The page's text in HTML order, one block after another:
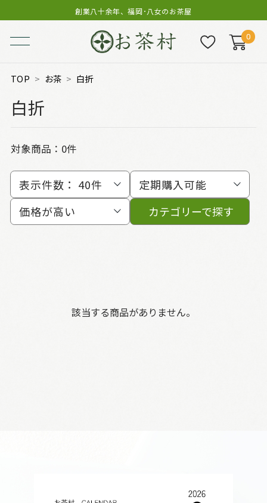
創業八十余年、福岡･八女のお茶屋
0
TOP お茶 白折
白折
対象商品：0件
表示件数： 40件
定期購入可能
価格が高い
カテゴリーで探す
該当する商品がありません。